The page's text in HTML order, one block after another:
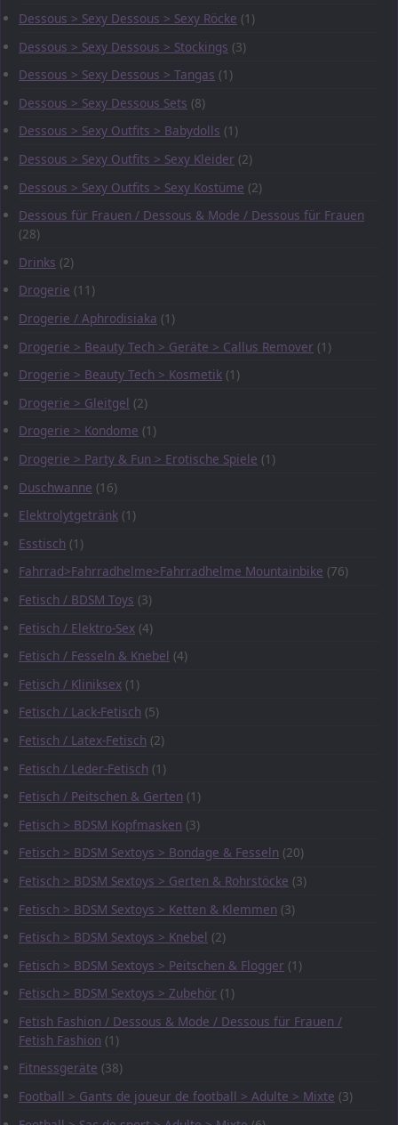
Dessous > Sexy Dessous > Sexy Röcke (1)
Dessous > Sexy Dessous > Stockings (3)
Dessous > Sexy Dessous > Tangas (1)
Dessous > Sexy Dessous Sets (8)
Dessous > Sexy Outfits > Babydolls (1)
Dessous > Sexy Outfits > Sexy Kleider (2)
Dessous > Sexy Outfits > Sexy Kostüme (2)
Dessous für Frauen / Dessous & Mode / Dessous für Frauen
(28)
Drinks (2)
Drogerie (11)
Drogerie / Aphrodisiaka (1)
Drogerie > Beauty Tech > Geräte > Callus Remover (1)
Drogerie > Beauty Tech > Kosmetik (1)
Drogerie > Gleitgel (2)
Drogerie > Kondome (1)
Drogerie > Party & Fun > Erotische Spiele (1)
Duschwanne (16)
Elektrolytgetränk (1)
Esstisch (1)
Fahrrad>Fahrradhelme>Fahrradhelme Mountainbike (76)
Fetisch / BDSM Toys (3)
Fetisch / Elektro-Sex (4)
Fetisch / Fesseln & Knebel (4)
Fetisch / Kliniksex (1)
Fetisch / Lack-Fetisch (5)
Fetisch / Latex-Fetisch (2)
Fetisch / Leder-Fetisch (1)
Fetisch / Peitschen & Gerten (1)
Fetisch > BDSM Kopfmasken (3)
Fetisch > BDSM Sextoys > Bondage & Fesseln (20)
Fetisch > BDSM Sextoys > Gerten & Rohrstöcke (3)
Fetisch > BDSM Sextoys > Ketten & Klemmen (3)
Fetisch > BDSM Sextoys > Knebel (2)
Fetisch > BDSM Sextoys > Peitschen & Flogger (1)
Fetisch > BDSM Sextoys > Zubehör (1)
Fetish Fashion / Dessous & Mode / Dessous für Frauen /
Fetish Fashion (1)
Fitnessgeräte (38)
Football > Gants de joueur de football > Adulte > Mixte (3)